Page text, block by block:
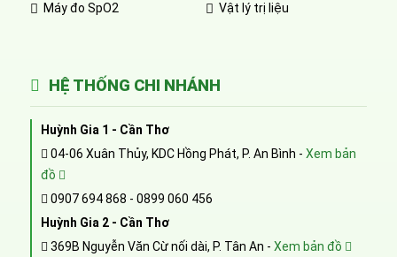
Máy đo SpO2 Vật lý trị liệu
HỆ THỐNG CHI NHÁNH
Huỳnh Gia 1 - Cần Thơ
04-06 Xuân Thủy, KDC Hồng Phát, P. An Bình - Xem bản
đồ
0907 694 868 - 0899 060 456
Huỳnh Gia 2 - Cần Thơ
369B Nguyễn Văn Cừ nối dài, P. Tân An - Xem bản đồ